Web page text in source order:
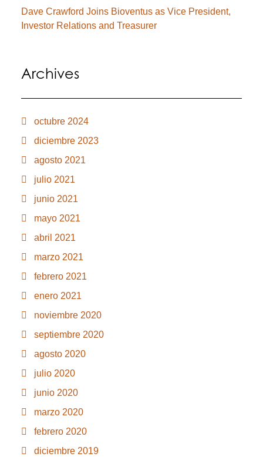
Dave Crawford Joins Bioventus as Vice President,
Investor Relations and Treasurer
Archives
octubre 2024
diciembre 2023
agosto 2021
julio 2021
junio 2021
mayo 2021
abril 2021
marzo 2021
febrero 2021
enero 2021
noviembre 2020
septiembre 2020
agosto 2020
julio 2020
junio 2020
marzo 2020
febrero 2020
diciembre 2019